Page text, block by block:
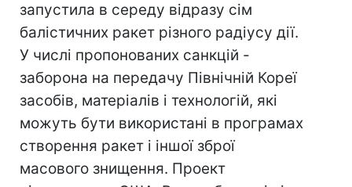
запустила в середу відразу сім
балістичних ракет різного радіусу дії.
У числі пропонованих санкцій -
заборона на передачу Північній Кореї
засобів, матеріалів і технологій, які
можуть бути використані в програмах
створення ракет і іншої зброї
масового знищення. Проект